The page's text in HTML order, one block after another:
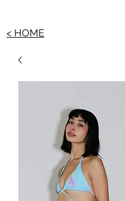
< HOME